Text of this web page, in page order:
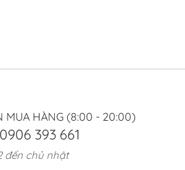
MUA HÀNG (8:00 - 20:00)
393 661
đến chủ nhật